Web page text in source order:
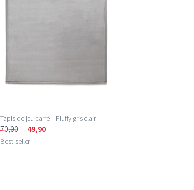
Tapis de jeu carré – Pluffy gris clair
70,00 49,90
Best-seller